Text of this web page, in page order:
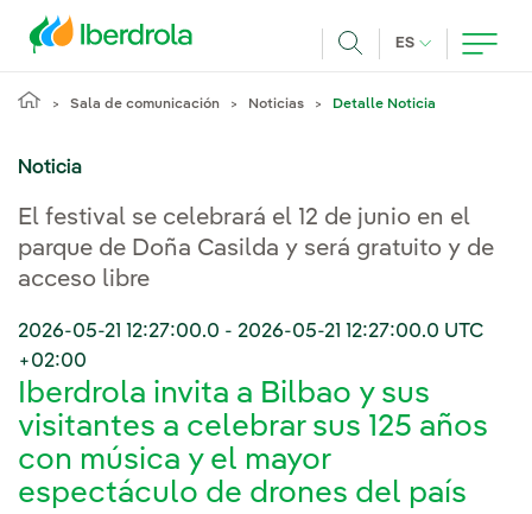
ES IDIOMA
Sala de comunicación Noticias Detalle Noticia
Noticia
El festival se celebrará el 12 de junio en el
parque de Doña Casilda y será gratuito y de
acceso libre
2026-05-21 12:27:00.0 - 2026-05-21 12:27:00.0 UTC
+02:00
Iberdrola invita a Bilbao y sus
visitantes a celebrar sus 125 años
con música y el mayor
espectáculo de drones del país